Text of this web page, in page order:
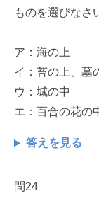
ものを選びなさ
ア：海の上
イ：苔の上、墓
ウ：城の中
エ：百合の花の
答えを見る
問24